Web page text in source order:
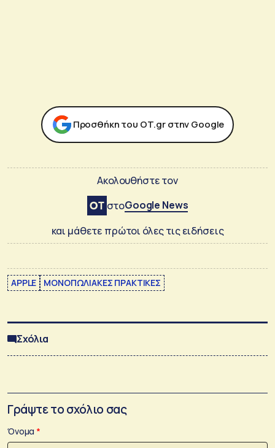
Προσθήκη του ΟΤ.gr στην Google
Ακολουθήστε τον
στοGoogle News
και μάθετε πρώτοι όλες τις ειδήσεις
APPLE ΜΟΝΟΠΩΛΙΑΚΕΣ ΠΡΑΚΤΙΚΕΣ
Σχόλια
Γράψτε το σχόλιο σας
Όνομα